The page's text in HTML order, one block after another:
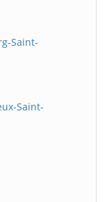
Saint-
Saint-